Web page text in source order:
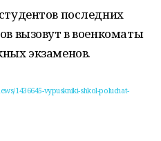
последних
вызовут в военкоматы
экзаменов.
1436645-vypuskniki-shkol-poluchat-